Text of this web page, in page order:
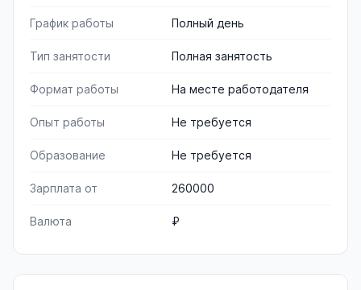
График работы Полный день
Тип занятости Полная занятость
Формат работы На месте работодателя
Опыт работы Не требуется
Образование Не требуется
Зарплата от 260000
Валюта ₽